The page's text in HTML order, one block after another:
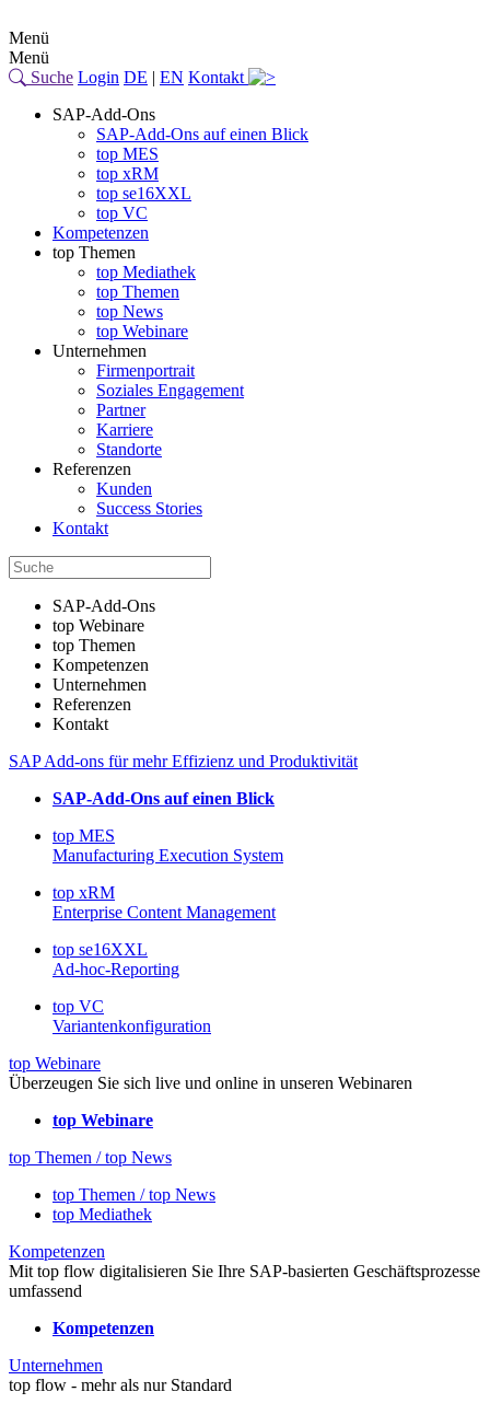
Menü
Menü
Suche Login DE | EN Kontakt
SAP-Add-Ons
SAP-Add-Ons auf einen Blick
top MES
top xRM
top se16XXL
top VC
Kompetenzen
top Themen
top Mediathek
top Themen
top News
top Webinare
Unternehmen
Firmenportrait
Soziales Engagement
Partner
Karriere
Standorte
Referenzen
Kunden
Success Stories
Kontakt
SAP-Add-Ons
top Webinare
top Themen
Kompetenzen
Unternehmen
Referenzen
Kontakt
SAP Add-ons für mehr Effizienz und Produktivität
SAP-Add-Ons auf einen Blick
top MES
Manufacturing Execution System
top xRM
Enterprise Content Management
top se16XXL
Ad-hoc-Reporting
top VC
Variantenkonfiguration
top Webinare
Überzeugen Sie sich live und online in unseren Webinaren
top Webinare
top Themen / top News
top Themen / top News
top Mediathek
Kompetenzen
Mit top flow digitalisieren Sie Ihre SAP-basierten Geschäftsprozesse
umfassend
Kompetenzen
Unternehmen
top flow - mehr als nur Standard